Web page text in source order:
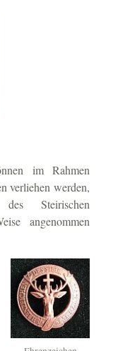
im Rahmen
verliehen werden,
Steirischen
angenommen